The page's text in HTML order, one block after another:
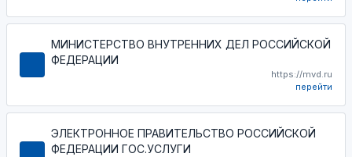
МИНИСТЕРСТВО ВНУТРЕННИХ ДЕЛ РОССИЙСКОЙ
ФЕДЕРАЦИИ
https://mvd.ru
перейти
ЭЛЕКТРОННОЕ ПРАВИТЕЛЬСТВО РОССИЙСКОЙ
ФЕДЕРАЦИИ ГОС.УСЛУГИ